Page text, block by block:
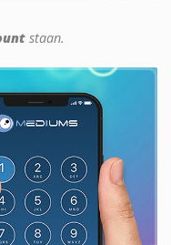
staan.